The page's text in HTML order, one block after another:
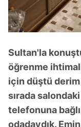
Sultan'la
öğrenme
için düştü derim
sırada
telefonuna
odadaydık.